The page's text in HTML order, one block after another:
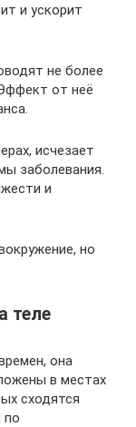
и ускорит
не более
от неё
исчезает
заболевания.
и
но
теле
она
в местах
сходятся
по